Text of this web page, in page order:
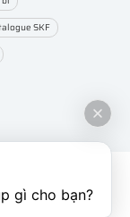
SKF
Vui lòng không sao
hãng -SKF
gì cho bạn?